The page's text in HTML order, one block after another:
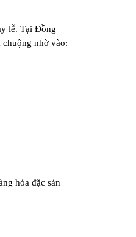
lễ. Tại Đồng
nhờ vào:
hóa đặc sản